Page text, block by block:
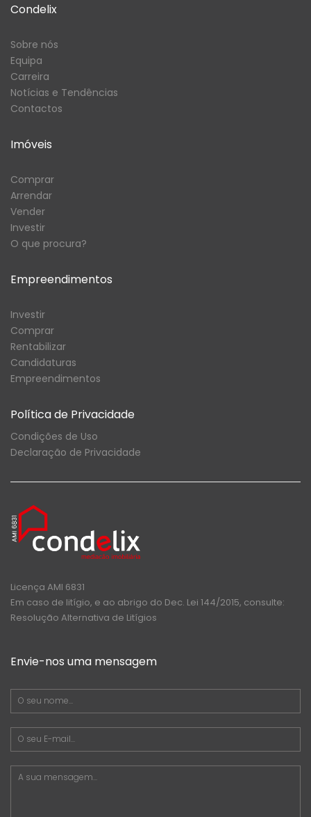
Condelix
Sobre nós
Equipa
Carreira
Notícias e Tendências
Contactos
Imóveis
Comprar
Arrendar
Vender
Investir
O que procura?
Empreendimentos
Investir
Comprar
Rentabilizar
Candidaturas
Empreendimentos
Política de Privacidade
Condições de Uso
Declaração de Privacidade
Licença AMI 6831
Em caso de litígio, e ao abrigo do Dec. Lei 144/2015, consulte:
Resolução Alternativa de Litígios
Envie-nos uma mensagem